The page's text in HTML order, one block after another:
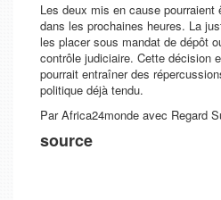
Les deux mis en cause pourraient
dans les prochaines heures. La
les placer sous mandat de dépôt
contrôle judiciaire. Cette décision
pourrait entraîner des
politique déjà tendu.
Par Africa24monde avec Regard
source